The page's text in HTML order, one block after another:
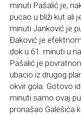
minuti Pašalić je,
pucao u bliži kut ali
minuti Janković je
Đaković je
dok u 61. minuti u
Pašalić je
ubacio iz drugog
okvir gola. Gotovo
minuti samo ovaj
pronašao Galešića